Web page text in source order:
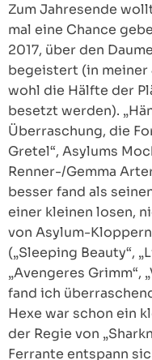
Zum Jahresende
mal eine Chance
2017, über den
begeistert (in
wohl die Hälfte der
besetzt werden).
Überraschung, die
Gretel“, Asylums
Renner-/Gemma
besser fand als
einer kleinen losen,
von Asylum-
(„Sleeping Beauty“,
„Avengeres Grimm“,
fand ich
Hexe war schon ein
der Regie von
Ferrante entspann